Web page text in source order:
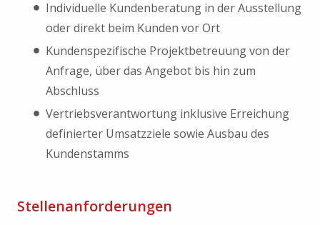
Individuelle Kundenberatung in der Ausstellung
oder direkt beim Kunden vor Ort
Kundenspezifische Projektbetreuung von der
Anfrage, über das Angebot bis hin zum
Abschluss
Vertriebsverantwortung inklusive Erreichung
definierter Umsatzziele sowie Ausbau des
Kundenstamms
Stellenanforderungen